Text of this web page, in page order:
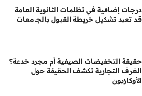
درجات إضافية في تظلمات الثانوية العامة
قد تعيد تشكيل خريطة القبول بالجامعات
حقيقة التخفيضات الصيفية أم مجرد خدعة؟
الغرف التجارية تكشف الحقيقة حول
الأوكازيون